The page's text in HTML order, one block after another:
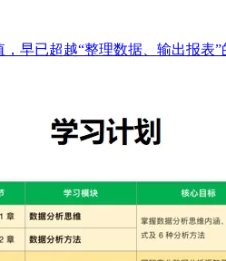
早已超越“整理数据、输出报